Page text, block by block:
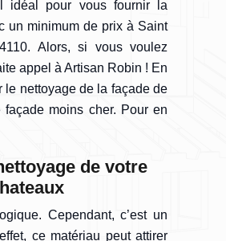
idéal pour vous fournir la
un minimum de prix à Saint
Alors, si vous voulez
appel à Artisan Robin ! En
le nettoyage de la façade de
moins cher. Pour en
de votre
Cependant, c’est un
ce matériau peut attirer